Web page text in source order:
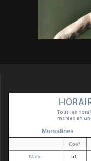
Morsalines
Coef
Matin 51